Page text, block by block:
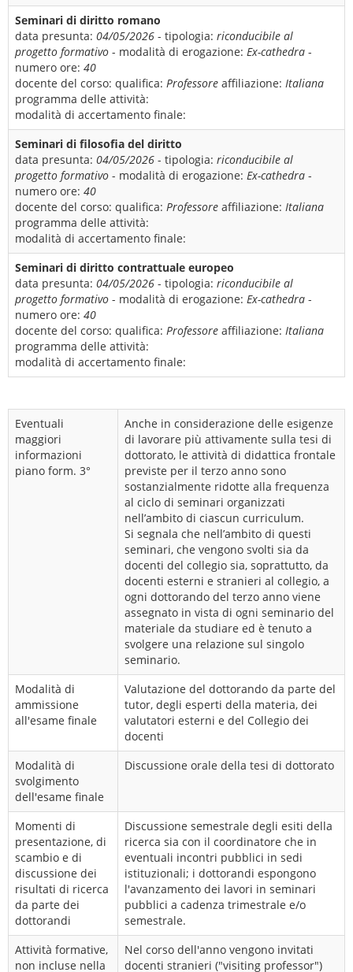
Seminari di diritto romano
data presunta: 04/05/2026 - tipologia: riconducibile al
progetto formativo - modalità di erogazione: Ex-cathedra -
numero ore: 40
docente del corso: qualifica: Professore affiliazione: Italiana
programma delle attività:
modalità di accertamento finale:
Seminari di filosofia del diritto
data presunta: 04/05/2026 - tipologia: riconducibile al
progetto formativo - modalità di erogazione: Ex-cathedra -
numero ore: 40
docente del corso: qualifica: Professore affiliazione: Italiana
programma delle attività:
modalità di accertamento finale:
Seminari di diritto contrattuale europeo
data presunta: 04/05/2026 - tipologia: riconducibile al
progetto formativo - modalità di erogazione: Ex-cathedra -
numero ore: 40
docente del corso: qualifica: Professore affiliazione: Italiana
programma delle attività:
modalità di accertamento finale:
Eventuali
maggiori
informazioni
piano form. 3°
Anche in considerazione delle esigenze
di lavorare più attivamente sulla tesi di
dottorato, le attività di didattica frontale
previste per il terzo anno sono
sostanzialmente ridotte alla frequenza
al ciclo di seminari organizzati
nell’ambito di ciascun curriculum.
Si segnala che nell’ambito di questi
seminari, che vengono svolti sia da
docenti del collegio sia, soprattutto, da
docenti esterni e stranieri al collegio, a
ogni dottorando del terzo anno viene
assegnato in vista di ogni seminario del
materiale da studiare ed è tenuto a
svolgere una relazione sul singolo
seminario.
Modalità di
ammissione
all'esame finale
Valutazione del dottorando da parte del
tutor, degli esperti della materia, dei
valutatori esterni e del Collegio dei
docenti
Modalità di
svolgimento
dell'esame finale
Discussione orale della tesi di dottorato
Momenti di
presentazione, di
scambio e di
discussione dei
risultati di ricerca
da parte dei
dottorandi
Discussione semestrale degli esiti della
ricerca sia con il coordinatore che in
eventuali incontri pubblici in sedi
istituzionali; i dottorandi espongono
l'avanzamento dei lavori in seminari
pubblici a cadenza trimestrale e/o
semestrale.
Attività formative,
non incluse nella
Nel corso dell'anno vengono invitati
docenti stranieri ("visiting professor")